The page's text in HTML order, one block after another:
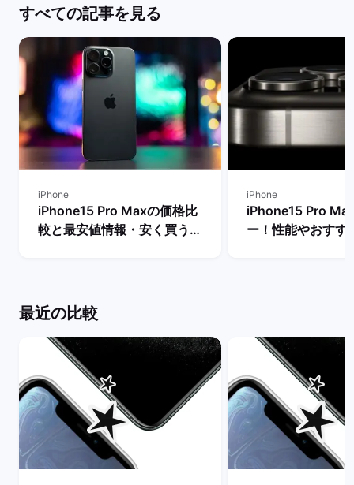
すべての記事を見る
iPhone
iPhone15 Pro Maxの価格比
較と最安値情報・安く買う方
iPhone
iPhone15 Pro
ー！性能やおすす
最近の比較